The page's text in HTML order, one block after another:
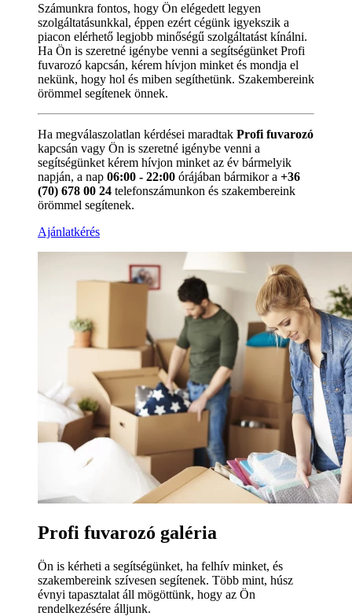
Számunkra fontos, hogy Ön elégedett legyen
szolgáltatásunkkal, éppen ezért cégünk igyekszik a
piacon elérhető legjobb minőségű szolgáltatást kínálni.
Ha Ön is szeretné igénybe venni a segítségünket Profi
fuvarozó kapcsán, kérem hívjon minket és mondja el
nekünk, hogy hol és miben segíthetünk. Szakembereink
örömmel segítenek önnek.
Ha megválaszolatlan kérdései maradtak Profi fuvarozó
kapcsán vagy Ön is szeretné igénybe venni a
segítségünket kérem hívjon minket az év bármelyik
napján, a nap 06:00 - 22:00 órájában bármikor a +36
(70) 678 00 24 telefonszámunkon és szakembereink
örömmel segítenek.
Ajánlatkérés
Profi fuvarozó galéria
Ön is kérheti a segítségünket, ha felhív minket, és
szakembereink szívesen segítenek. Több mint, húsz
évnyi tapasztalat áll mögöttünk, hogy az Ön
rendelkezésére álljunk.